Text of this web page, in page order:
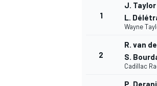
1
J. Taylor
L.
Wayne
2
R. van
S.
Cadillac
P. Derani